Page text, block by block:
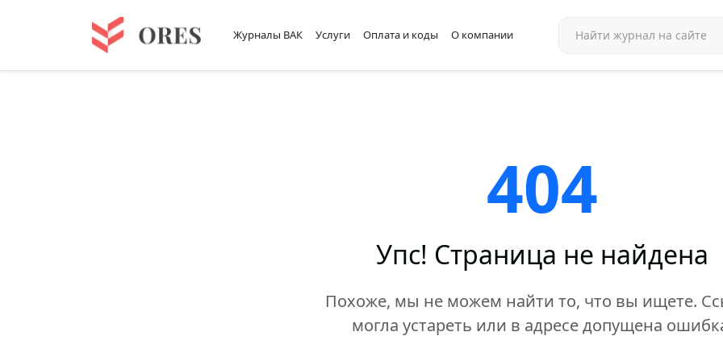
Журналы ВАК Услуги Оплата и коды О компании
404
Упс! Страница не найдена
Похоже, мы не можем найти то, что вы ищете.
могла устареть или в адресе допущена